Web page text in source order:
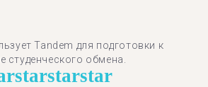
Tandem для подготовки к
студенческого обмена.
starstarstar